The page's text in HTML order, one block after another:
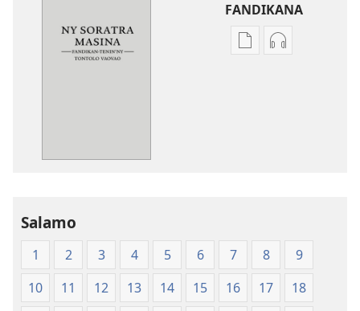
FANDIKANA
Fandikana
(2008)
Fandikana
Vaovao
(2008)
Salamo
1 2 3 4 5 6 7 8
9
10
11 12 13 14 15 16 17
18